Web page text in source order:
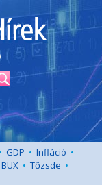
• GDP • Infláció •
BUX • Tőzsde •